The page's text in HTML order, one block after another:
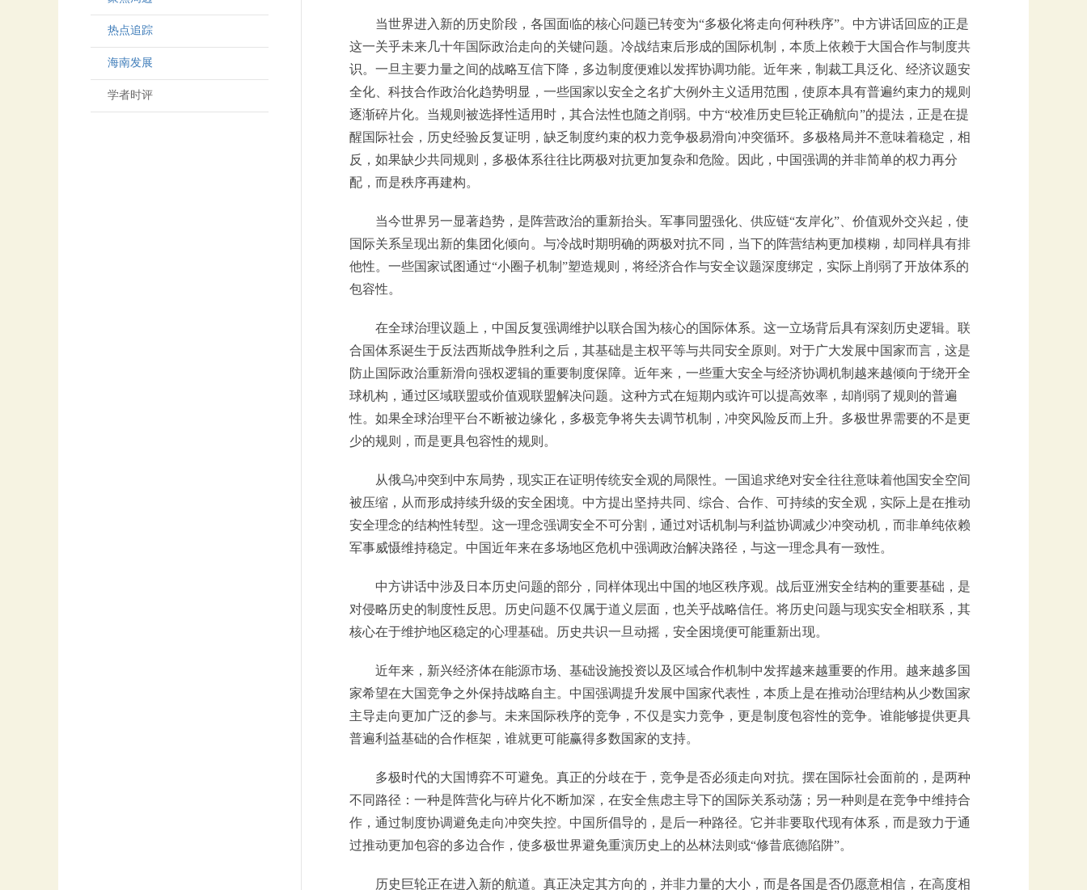
热点追踪
海南发展
学者时评
当世界进入新的历史阶段，各国面临的核心问题已转变为“多极化将走向何种秩序”。中方讲话回应的正是
这一关乎未来几十年国际政治走向的关键问题。冷战结束后形成的国际机制，本质上依赖于大国合作与制度共
识。一旦主要力量之间的战略互信下降，多边制度便难以发挥协调功能。近年来，制裁工具泛化、经济议题安
全化、科技合作政治化趋势明显，一些国家以安全之名扩大例外主义适用范围，使原本具有普遍约束力的规则
逐渐碎片化。当规则被选择性适用时，其合法性也随之削弱。中方“校准历史巨轮正确航向”的提法，正是在提
醒国际社会，历史经验反复证明，缺乏制度约束的权力竞争极易滑向冲突循环。多极格局并不意味着稳定，相
反，如果缺少共同规则，多极体系往往比两极对抗更加复杂和危险。因此，中国强调的并非简单的权力再分
配，而是秩序再建构。
当今世界另一显著趋势，是阵营政治的重新抬头。军事同盟强化、供应链“友岸化”、价值观外交兴起，使
国际关系呈现出新的集团化倾向。与冷战时期明确的两极对抗不同，当下的阵营结构更加模糊，却同样具有排
他性。一些国家试图通过“小圈子机制”塑造规则，将经济合作与安全议题深度绑定，实际上削弱了开放体系的
包容性。
在全球治理议题上，中国反复强调维护以联合国为核心的国际体系。这一立场背后具有深刻历史逻辑。联
合国体系诞生于反法西斯战争胜利之后，其基础是主权平等与共同安全原则。对于广大发展中国家而言，这是
防止国际政治重新滑向强权逻辑的重要制度保障。近年来，一些重大安全与经济协调机制越来越倾向于绕开全
球机构，通过区域联盟或价值观联盟解决问题。这种方式在短期内或许可以提高效率，却削弱了规则的普遍
性。如果全球治理平台不断被边缘化，多极竞争将失去调节机制，冲突风险反而上升。多极世界需要的不是更
少的规则，而是更具包容性的规则。
从俄乌冲突到中东局势，现实正在证明传统安全观的局限性。一国追求绝对安全往往意味着他国安全空间
被压缩，从而形成持续升级的安全困境。中方提出坚持共同、综合、合作、可持续的安全观，实际上是在推动
安全理念的结构性转型。这一理念强调安全不可分割，通过对话机制与利益协调减少冲突动机，而非单纯依赖
军事威慑维持稳定。中国近年来在多场地区危机中强调政治解决路径，与这一理念具有一致性。
中方讲话中涉及日本历史问题的部分，同样体现出中国的地区秩序观。战后亚洲安全结构的重要基础，是
对侵略历史的制度性反思。历史问题不仅属于道义层面，也关乎战略信任。将历史问题与现实安全相联系，其
核心在于维护地区稳定的心理基础。历史共识一旦动摇，安全困境便可能重新出现。
近年来，新兴经济体在能源市场、基础设施投资以及区域合作机制中发挥越来越重要的作用。越来越多国
家希望在大国竞争之外保持战略自主。中国强调提升发展中国家代表性，本质上是在推动治理结构从少数国家
主导走向更加广泛的参与。未来国际秩序的竞争，不仅是实力竞争，更是制度包容性的竞争。谁能够提供更具
普遍利益基础的合作框架，谁就更可能赢得多数国家的支持。
多极时代的大国博弈不可避免。真正的分歧在于，竞争是否必须走向对抗。摆在国际社会面前的，是两种
不同路径：一种是阵营化与碎片化不断加深，在安全焦虑主导下的国际关系动荡；另一种则是在竞争中维持合
作，通过制度协调避免走向冲突失控。中国所倡导的，是后一种路径。它并非要取代现有体系，而是致力于通
过推动更加包容的多边合作，使多极世界避免重演历史上的丛林法则或“修昔底德陷阱”。
历史巨轮正在进入新的航道。真正决定其方向的，并非力量的大小，而是各国是否仍愿意相信，在高度相